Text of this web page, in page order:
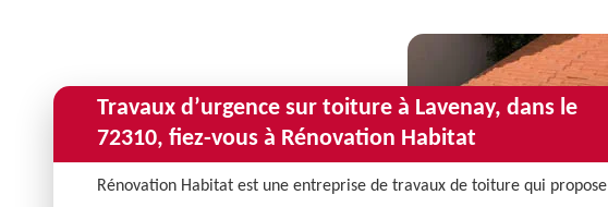
Travaux d’urgence sur toiture à Lavenay, dans le
72310, fiez-vous à Rénovation Habitat
Rénovation Habitat est une entreprise de travaux de toiture qui propose